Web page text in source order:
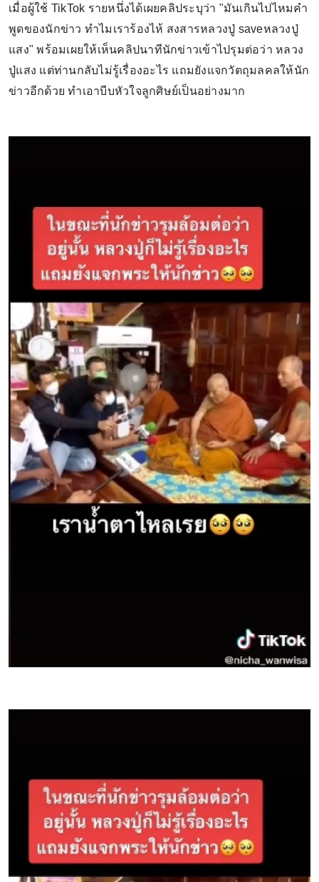
เมื่อผู้ใช้ TikTok รายหนึ่งได้เผยคลิประบุว่า "มันเกินไปไหมคำ
พูดของนักข่าว ทำไมเราร้องไห้ สงสารหลวงปู่ saveหลวงปู่
แสง" พร้อมเผยให้เห็นคลิปนาทีนักข่าวเข้าไปรุมต่อว่า หลวง
ปู่แสง แต่ท่านกลับไม่รู้เรื่องอะไร แถมยังแจกวัตถุมลคลให้นัก
ข่าวอีกด้วย ทำเอาบีบหัวใจลูกศิษย์เป็นอย่างมาก